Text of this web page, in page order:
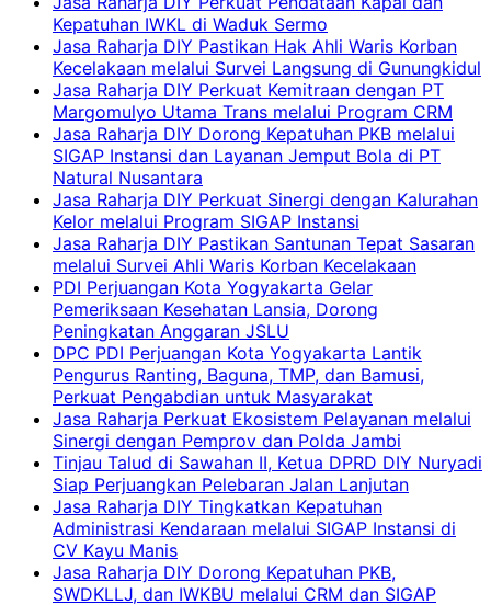
Kepatuhan IWKL di Waduk Sermo
Jasa Raharja DIY Pastikan Hak Ahli Waris Korban
Kecelakaan melalui Survei Langsung di Gunungkidul
Jasa Raharja DIY Perkuat Kemitraan dengan PT
Margomulyo Utama Trans melalui Program CRM
Jasa Raharja DIY Dorong Kepatuhan PKB melalui
SIGAP Instansi dan Layanan Jemput Bola di PT
Natural Nusantara
Jasa Raharja DIY Perkuat Sinergi dengan Kalurahan
Kelor melalui Program SIGAP Instansi
Jasa Raharja DIY Pastikan Santunan Tepat Sasaran
melalui Survei Ahli Waris Korban Kecelakaan
PDI Perjuangan Kota Yogyakarta Gelar
Pemeriksaan Kesehatan Lansia, Dorong
Peningkatan Anggaran JSLU
DPC PDI Perjuangan Kota Yogyakarta Lantik
Pengurus Ranting, Baguna, TMP, dan Bamusi,
Perkuat Pengabdian untuk Masyarakat
Jasa Raharja Perkuat Ekosistem Pelayanan melalui
Sinergi dengan Pemprov dan Polda Jambi
Tinjau Talud di Sawahan II, Ketua DPRD DIY Nuryadi
Siap Perjuangkan Pelebaran Jalan Lanjutan
Jasa Raharja DIY Tingkatkan Kepatuhan
Administrasi Kendaraan melalui SIGAP Instansi di
CV Kayu Manis
Jasa Raharja DIY Dorong Kepatuhan PKB,
SWDKLLJ, dan IWKBU melalui CRM dan SIGAP